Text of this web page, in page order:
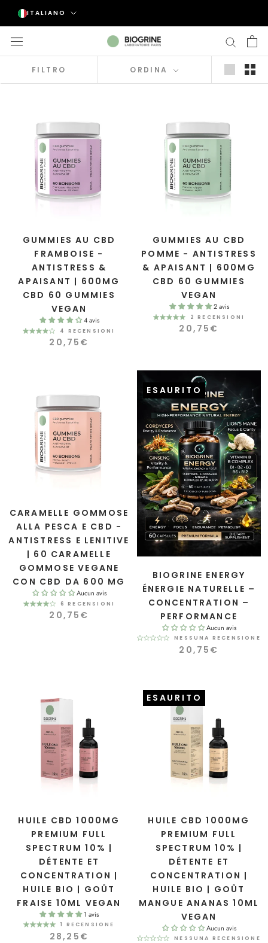
Lingua
ITALIANO
FILTRO ORDINA
GUMMIES AU CBD
FRAMBOISE -
ANTISTRESS &
APAISANT | 600MG
CBD 60 GUMMIES
VEGAN
4 avis
4 RECENSIONI
20,75€
GUMMIES AU CBD
POMME - ANTISTRESS
& APAISANT | 600MG
CBD 60 GUMMIES
VEGAN
2 avis
2 RECENSIONI
20,75€
CARAMELLE GOMMOSE
ALLA PESCA E CBD -
ANTISTRESS E LENITIVE
| 60 CARAMELLE
GOMMOSE VEGANE
CON CBD DA 600 MG
Aucun avis
6 RECENSIONI
20,75€
ESAURITO
BIOGRINE ENERGY
ÉNERGIE NATURELLE –
CONCENTRATION –
PERFORMANCE
Aucun avis
NESSUNA RECENSIONE
20,75€
HUILE CBD 1000MG
PREMIUM FULL
SPECTRUM 10% |
DÉTENTE ET
CONCENTRATION |
HUILE BIO | GOÛT
FRAISE 10ML VEGAN
1 avis
1 RECENSIONE
28,25€
ESAURITO
HUILE CBD 1000MG
PREMIUM FULL
SPECTRUM 10% |
DÉTENTE ET
CONCENTRATION |
HUILE BIO | GOÛT
MANGUE ANANAS 10ML
VEGAN
Aucun avis
NESSUNA RECENSIONE